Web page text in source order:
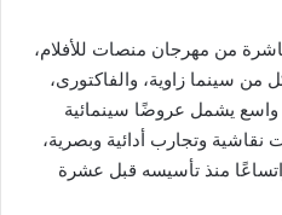
من مهرجان منصات للأفلام،
23 مايو، في كل من سينما زاوية، والفاكتورى،
واسع يشمل عروضًا سينمائية
وتجارب أدائية وبصرية،
منذ تأسيسه قبل عشرة